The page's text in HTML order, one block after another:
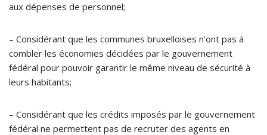
aux dépenses de personnel;
– Considérant que les communes bruxelloises n’ont pas à
combler les économies décidées par le gouvernement
fédéral pour pouvoir garantir le même niveau de sécurité à
leurs habitants;
– Considérant que les crédits imposés par le gouvernement
fédéral ne permettent pas de recruter des agents en